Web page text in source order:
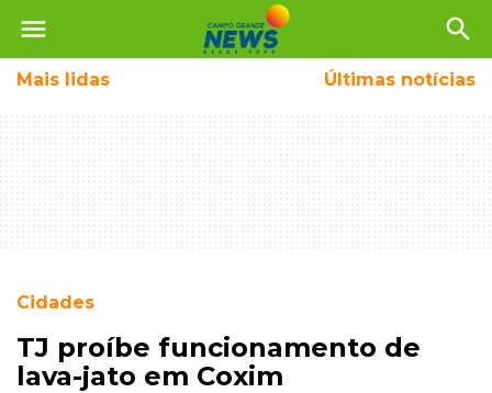
menu search
Mais lidas Últimas notícias
Cidades
TJ proíbe funcionamento de
lava-jato em Coxim